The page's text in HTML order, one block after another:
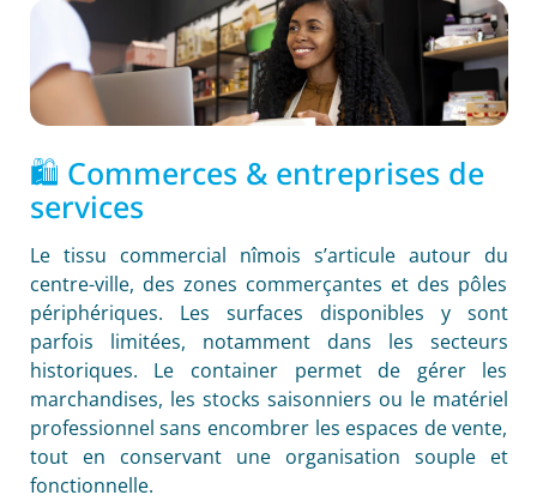
🛍️ Commerces & entreprises de
services
Le tissu commercial nîmois s’articule autour du
centre-ville, des zones commerçantes et des pôles
périphériques. Les surfaces disponibles y sont
parfois limitées, notamment dans les secteurs
historiques. Le container permet de gérer les
marchandises, les stocks saisonniers ou le matériel
professionnel sans encombrer les espaces de vente,
tout en conservant une organisation souple et
fonctionnelle.